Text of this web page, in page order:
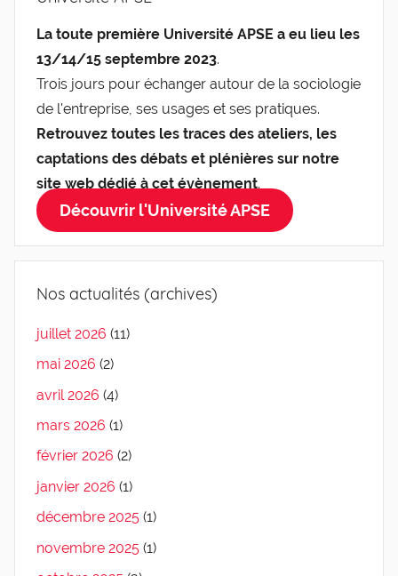
La toute première Université APSE a eu lieu les
13/14/15 septembre 2023.
Trois jours pour échanger autour de la sociologie
de l'entreprise, ses usages et ses pratiques.
Retrouvez toutes les traces des ateliers, les
captations des débats et plénières sur notre
site web dédié à cet évènement.
Découvrir l'Université APSE
Nos actualités (archives)
juillet 2026 (11)
mai 2026 (2)
avril 2026 (4)
mars 2026 (1)
février 2026 (2)
janvier 2026 (1)
décembre 2025 (1)
novembre 2025 (1)